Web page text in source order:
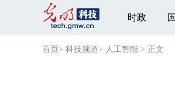
时政
首页 > 科技频道> 人工智能 > 正文